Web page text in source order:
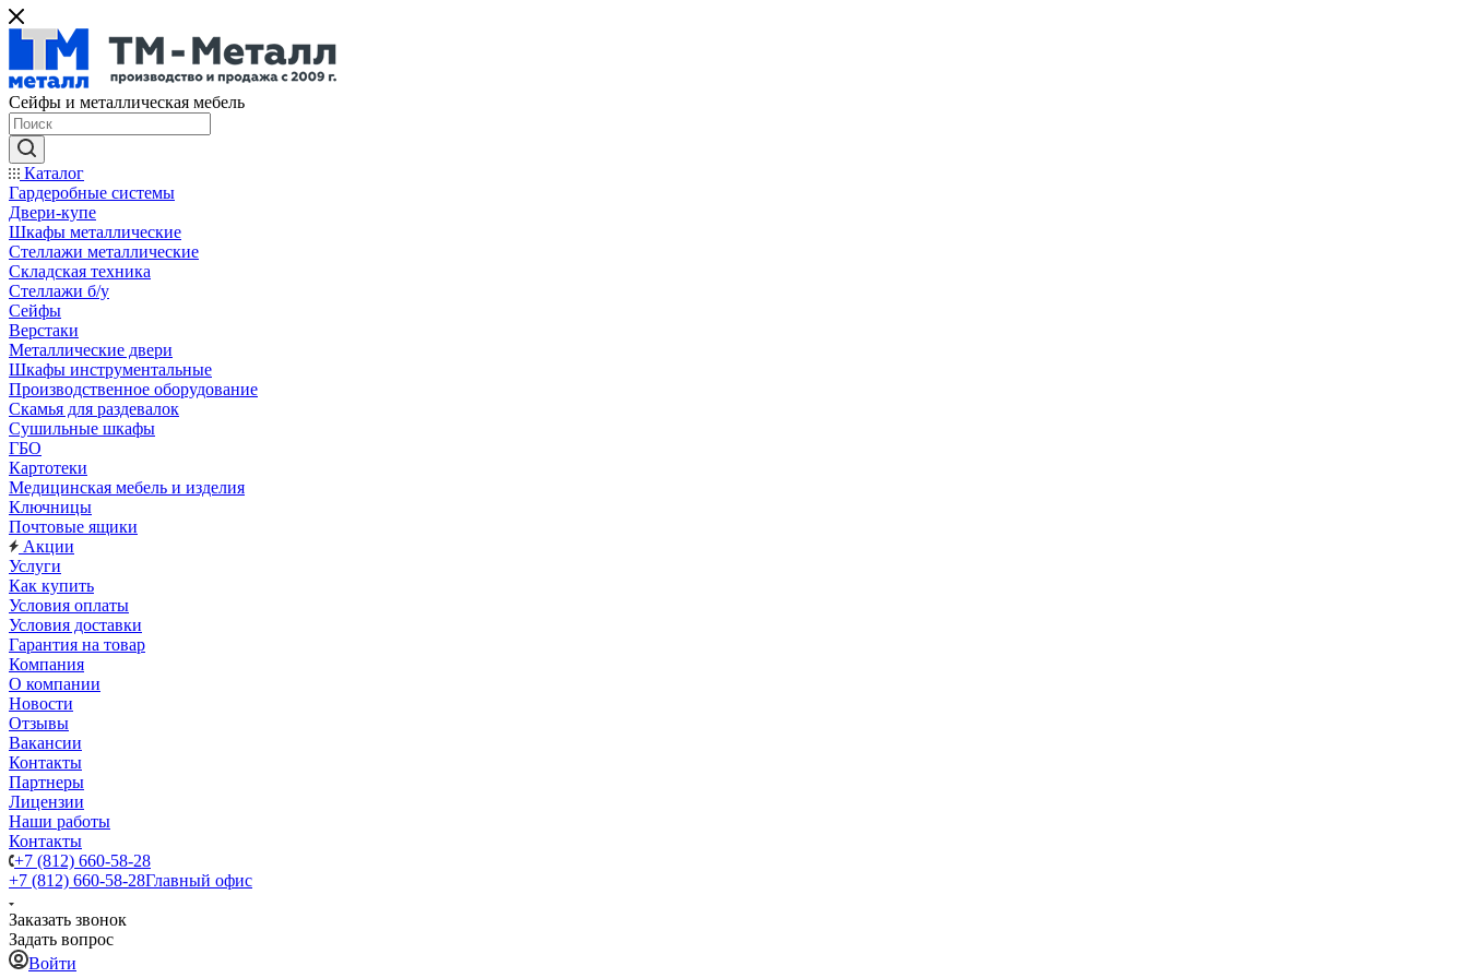
Сейфы и металлическая мебель
Каталог
Гардеробные системы
Двери-купе
Шкафы металлические
Стеллажи металлические
Складская техника
Стеллажи б/у
Сейфы
Верстаки
Металлические двери
Шкафы инструментальные
Производственное оборудование
Скамья для раздевалок
Сушильные шкафы
ГБО
Картотеки
Медицинская мебель и изделия
Ключницы
Почтовые ящики
Акции
Услуги
Как купить
Условия оплаты
Условия доставки
Гарантия на товар
Компания
О компании
Новости
Отзывы
Вакансии
Контакты
Партнеры
Лицензии
Наши работы
Контакты
+7 (812) 660-58-28
+7 (812) 660-58-28Главный офис
Заказать звонок
Задать вопрос
Войти